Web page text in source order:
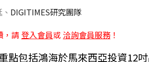
DIGITIMES研究團隊
，請 登入會員或 洽詢會員服務 ！
點包括鴻海於馬來西亞投資12